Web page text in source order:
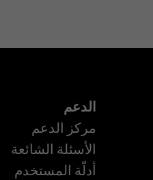
الدعم
مركز الدعم
الأسئلة الشائعة
أدلّة المستخدم